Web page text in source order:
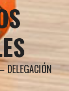
DELEGACIÓN